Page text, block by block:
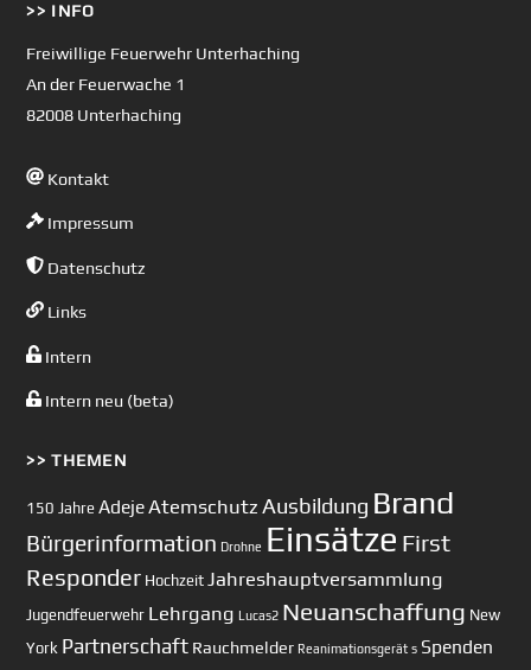
>> INFO
Freiwillige Feuerwehr Unterhaching
An der Feuerwache 1
82008 Unterhaching
Kontakt
Impressum
Datenschutz
Links
Intern
Intern neu (beta)
>> THEMEN
150 Jahre AdejeAtemschutz Ausbildung Brand
Bürgerinformation Drohne Einsätze First
Responder Hochzeit Jahreshauptversammlung
Jugendfeuerwehr Lehrgang Lucas2 Neuanschaffung New
York Partnerschaft Rauchmelder Reanimationsgerät s Spenden